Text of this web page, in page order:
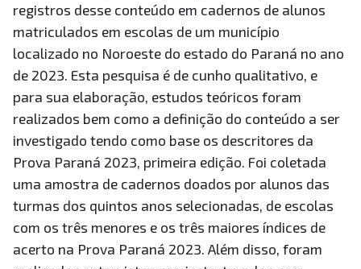
registros desse conteúdo em cadernos de alunos
matriculados em escolas de um município
localizado no Noroeste do estado do Paraná no ano
de 2023. Esta pesquisa é de cunho qualitativo, e
para sua elaboração, estudos teóricos foram
realizados bem como a definição do conteúdo a ser
investigado tendo como base os descritores da
Prova Paraná 2023, primeira edição. Foi coletada
uma amostra de cadernos doados por alunos das
turmas dos quintos anos selecionadas, de escolas
com os três menores e os três maiores índices de
acerto na Prova Paraná 2023. Além disso, foram